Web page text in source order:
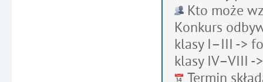
Kto może
Konkurs
klasy I–III ->
klasy IV–VIII -
Termin